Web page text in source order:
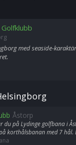
med seaside-
Åstorp
du på Lydinge golfbana i
korthålsbanan med 7 hål.